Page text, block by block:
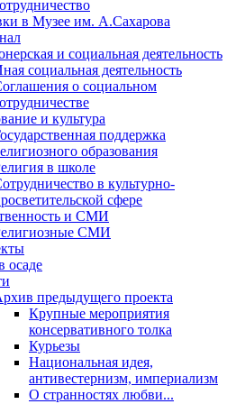
в Музее им. А.Сахарова
и социальная деятельность
социальная деятельность
о социальном
и культура
поддержка
образования
в школе
в культурно-
сфере
и СМИ
СМИ
осаде
предыдущего проекта
Крупные мероприятия
консервативного толка
Курьезы
Национальная идея,
антивестернизм, империализм
О странностях любви...